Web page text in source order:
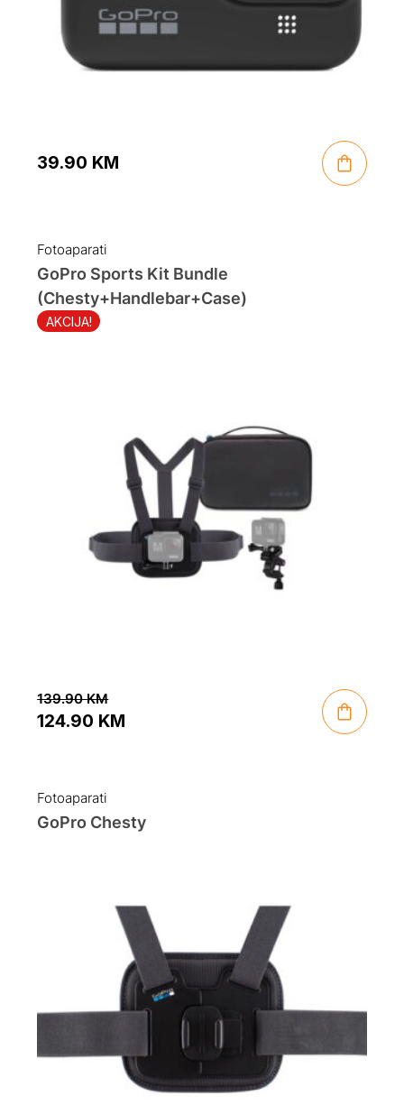
39.90 KM
Fotoaparati
AKCIJA!
GoPro Sports Kit Bundle
(Chesty+Handlebar+Case)
139.90KM
was:
139.90 KM.
124.90 KM
is:
124.90 KM.
Fotoaparati
GoPro Chesty